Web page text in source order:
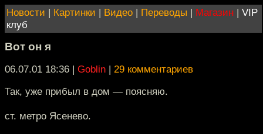
Новости | Картинки | Видео | Переводы | Магазин | VIP
клуб
Вот он я
06.07.01 18:36 | Goblin | 29 комментариев
Так, уже прибыл в дом — поясняю.
ст. метро Ясенево.